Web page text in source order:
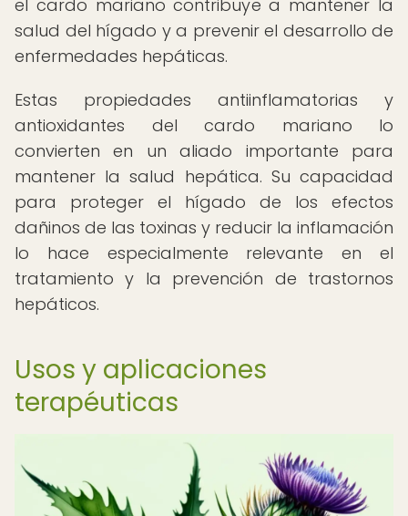
el cardo mariano contribuye a mantener la
salud del hígado y a prevenir el desarrollo de
enfermedades hepáticas.
Estas propiedades antiinflamatorias y
antioxidantes del cardo mariano lo
convierten en un aliado importante para
mantener la salud hepática. Su capacidad
para proteger el hígado de los efectos
dañinos de las toxinas y reducir la inflamación
lo hace especialmente relevante en el
tratamiento y la prevención de trastornos
hepáticos.
Usos y aplicaciones
terapéuticas